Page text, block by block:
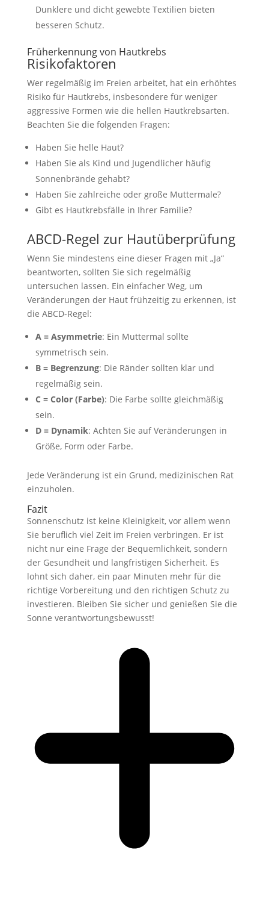
Dunklere und dicht gewebte Textilien bieten
besseren Schutz.
Früherkennung von Hautkrebs
Risikofaktoren
Wer regelmäßig im Freien arbeitet, hat ein erhöhtes
Risiko für Hautkrebs, insbesondere für weniger
aggressive Formen wie die hellen Hautkrebsarten.
Beachten Sie die folgenden Fragen:
Haben Sie helle Haut?
Haben Sie als Kind und Jugendlicher häufig
Sonnenbrände gehabt?
Haben Sie zahlreiche oder große Muttermale?
Gibt es Hautkrebsfälle in Ihrer Familie?
ABCD-Regel zur Hautüberprüfung
Wenn Sie mindestens eine dieser Fragen mit „Ja“
beantworten, sollten Sie sich regelmäßig
untersuchen lassen. Ein einfacher Weg, um
Veränderungen der Haut frühzeitig zu erkennen, ist
die ABCD-Regel:
A = Asymmetrie: Ein Muttermal sollte
symmetrisch sein.
B = Begrenzung: Die Ränder sollten klar und
regelmäßig sein.
C = Color (Farbe): Die Farbe sollte gleichmäßig
sein.
D = Dynamik: Achten Sie auf Veränderungen in
Größe, Form oder Farbe.
Jede Veränderung ist ein Grund, medizinischen Rat
einzuholen.
Fazit
Sonnenschutz ist keine Kleinigkeit, vor allem wenn
Sie beruflich viel Zeit im Freien verbringen. Er ist
nicht nur eine Frage der Bequemlichkeit, sondern
der Gesundheit und langfristigen Sicherheit. Es
lohnt sich daher, ein paar Minuten mehr für die
richtige Vorbereitung und den richtigen Schutz zu
investieren. Bleiben Sie sicher und genießen Sie die
Sonne verantwortungsbewusst!